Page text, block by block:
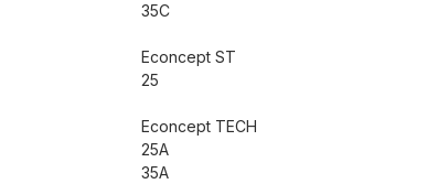
35C
Econcept ST
25
Econcept TECH
25A
35A